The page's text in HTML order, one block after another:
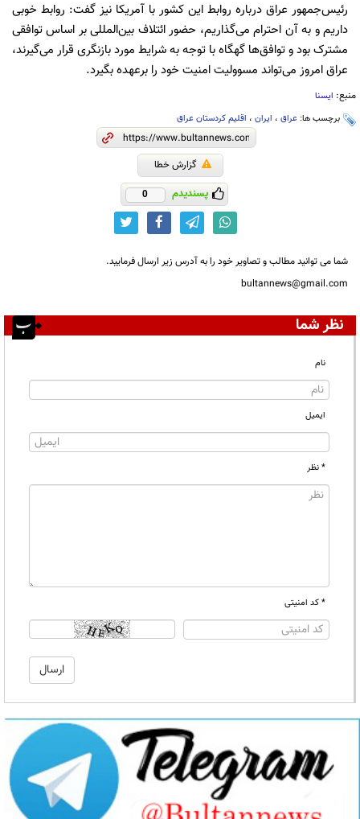
رئیس‌جمهور عراق درباره روابط این کشور با آمریکا نیز گفت: روابط خوبی
داریم و به آن احترام می‌گذاریم، حضور ائتلاف بین‌المللی بر اساس توافقی
مشترک بود و توافق‌ها گهگاه با توجه به شرایط مورد بازنگری قرار می‌گیرند،
عراق امروز می‌تواند مسوولیت امنیت خود را برعهده بگیرد.
منبع: ایسنا
برچسب ها: عراق ، ایران ، اقلیم کردستان عراق
گزارش خطا
پسندیدم 0
شما می توانید مطالب و تصاویر خود را به آدرس زیر ارسال فرمایید.
bultannews@gmail.com
نظر شما
نام
ایمیل
* نظر
* کد امنیتی